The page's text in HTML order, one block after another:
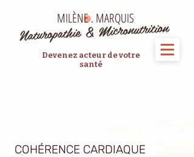
MILÈNE . MARQUIS
Naturopathie & Micronutrition
Devenez acteur de votre
santé
COHÉRENCE CARDIAQUE